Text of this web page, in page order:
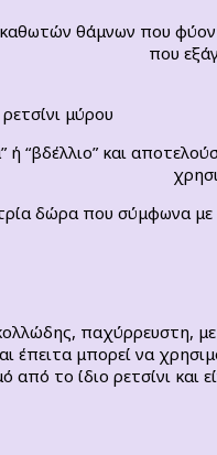
θάμνων που
που
μύρου
ή “βδέλλιο” και
δώρα που σύμφωνα με
παχύρρευστη, με
έπειτα μπορεί να
από το ίδιο ρετσίνι